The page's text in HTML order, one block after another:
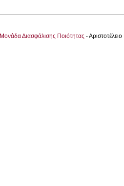
Μονάδα Διασφάλισης Ποιότητας -